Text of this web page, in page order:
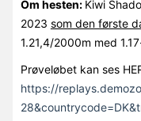
Om hesten: Kiwi
2023 som den første
1.21,4/2000m med
Prøveløbet kan ses
https://